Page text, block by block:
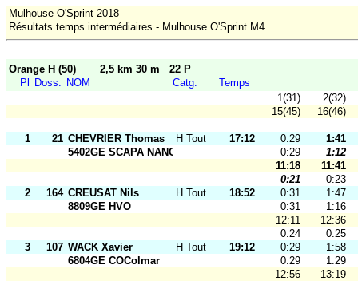
Mulhouse O'Sprint 2018
Résultats temps intermédiaires - Mulhouse O'Sprint M4
Orange H (50) 2,5 km 30 m
22 P
Pl
Doss. NOM Catg.
Temps
1(31)
2(32)
15(45)
16(46)
1 21 CHEVRIER Thomas H Tout Ages17:12 0:29
1:41
5402GE SCAPA NANCY
0:29
1:12
11:18
11:41
0:21
0:23
2
164 CREUSAT Nils H Tout Ages18:52 0:31
1:47
8809GE HVO
0:31
1:16
12:11
12:36
0:24
0:25
3
107 WACK Xavier H Tout Ages19:12 0:29
1:58
6804GE COColmar
0:29
1:29
12:56
13:19